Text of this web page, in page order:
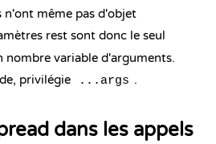
n'ont même pas d'objet
rest sont donc le seul
nombre variable d'arguments.
privilégie
...args .
dans les appels